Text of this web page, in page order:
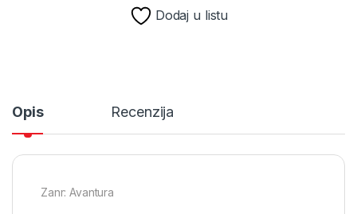
Dodaj u listu
Opis Recenzija
Zanr: Avantura